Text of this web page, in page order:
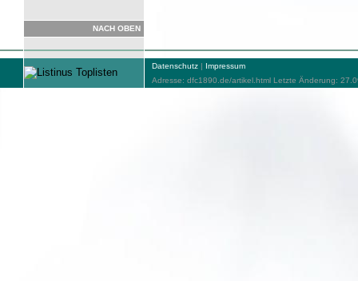
NACH OBEN
Datenschutz | Impressum
Adresse: dfc1890.de/artikel.html Letzte Änderung: